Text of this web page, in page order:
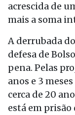
acrescida de
mais a soma
A derrubada
defesa de
pena. Pelas
anos e 3
cerca de 20
está em